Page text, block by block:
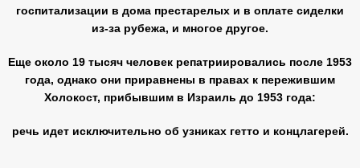
госпитализации в дома престарелых и в оплате сиделки
из-за рубежа, и многое другое.
Еще около 19 тысяч человек репатриировались после 1953
года, однако они приравнены в правах к пережившим
Холокост, прибывшим в Израиль до 1953 года:
речь идет исключительно об узниках гетто и концлагерей.